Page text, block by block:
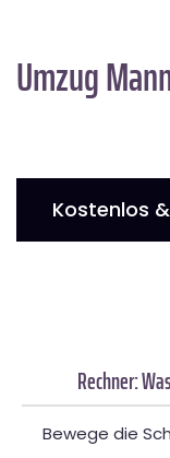
Umzug
Kostenlos
Rechner:
Bewege die